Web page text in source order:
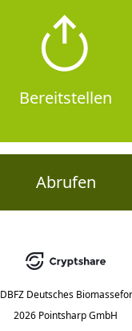
Bereitstellen
Abrufen
DBFZ Deutsches
2026 Pointsharp GmbH